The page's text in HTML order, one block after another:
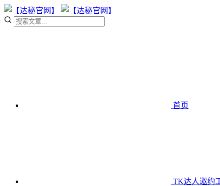
首页
TK达人邀约